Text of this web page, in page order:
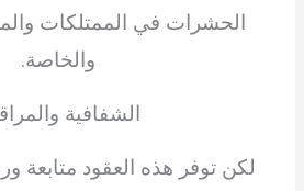
الحشرات في الممتلكات
والخاصة.
الشفافية
لكن توفر هذه العقود متابعة